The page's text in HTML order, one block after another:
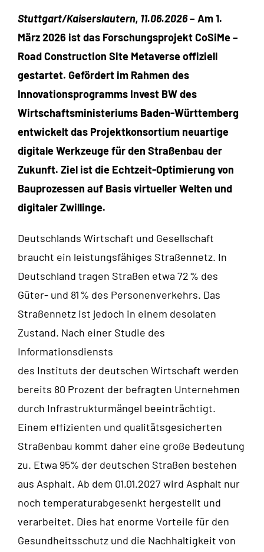
Stuttgart/Kaiserslautern, 11.06.2026– Am 1.
März 2026 ist das Forschungsprojekt CoSiMe –
Road Construction Site Metaverse offiziell
gestartet. Gefördert im Rahmen des
Innovationsprogramms Invest BW des
Wirtschaftsministeriums Baden-Württemberg
entwickelt das Projektkonsortium neuartige
digitale Werkzeuge für den Straßenbau der
Zukunft. Ziel ist die Echtzeit-Optimierung von
Bauprozessen auf Basis virtueller Welten und
digitaler Zwillinge.
Deutschlands Wirtschaft und Gesellschaft
braucht ein leistungsfähiges Straßennetz. In
Deutschland tragen Straßen etwa 72 % des
Güter- und 81 % des Personenverkehrs. Das
Straßennetz ist jedoch in einem desolaten
Zustand. Nach einer Studie des
Informationsdiensts
des Instituts der deutschen Wirtschaft werden
bereits 80 Prozent der befragten Unternehmen
durch Infrastrukturmängel beeinträchtigt.
Einem effizienten und qualitätsgesicherten
Straßenbau kommt daher eine große Bedeutung
zu. Etwa 95% der deutschen Straßen bestehen
aus Asphalt. Ab dem 01.01.2027 wird Asphalt nur
noch temperaturabgesenkt hergestellt und
verarbeitet. Dies hat enorme Vorteile für den
Gesundheitsschutz und die Nachhaltigkeit von